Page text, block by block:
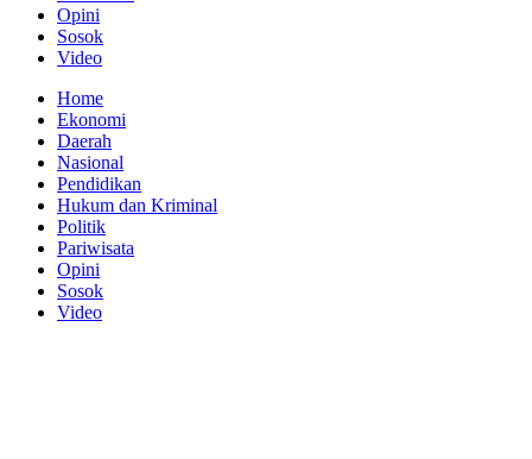
Opini
Sosok
Video
Home
Ekonomi
Daerah
Nasional
Pendidikan
Hukum dan Kriminal
Politik
Pariwisata
Opini
Sosok
Video